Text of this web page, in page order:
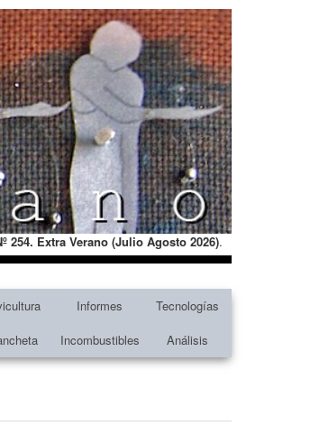
254. Extra Verano (Julio Agosto 2026).
Informes
Tecnologías
Incombustibles Análisis